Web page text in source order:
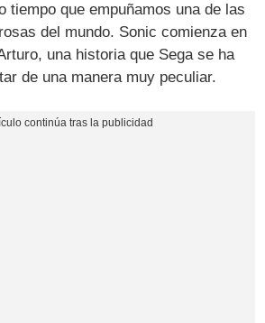
tiempo que empuñamos una de las
del mundo. Sonic comienza en
una historia que Sega se ha
de una manera muy peculiar.